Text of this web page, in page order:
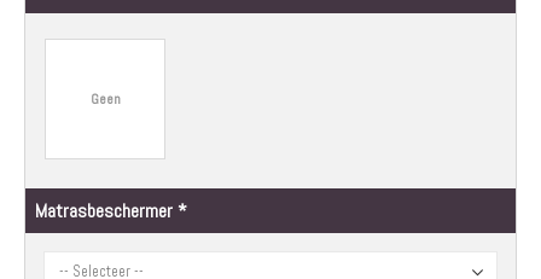
Geen
Matrasbeschermer